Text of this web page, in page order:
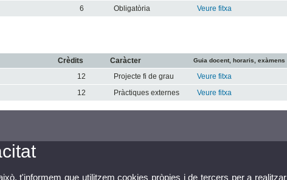
6 Obligatòria Veure fitxa
Crèdits Caràcter Guia docent, horaris, exàmens
12 Projecte fi de grau
Veure fitxa
12 Pràctiques externes Veure fitxa
t'informem que utilitzem cookies pròpies i de tercers per a realitzar